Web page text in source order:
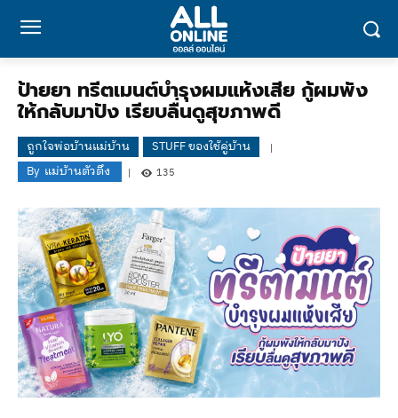
ป้ายยา ทรีตเมนต์บำรุงผมแห้งเสีย กู้ผมพัง
ให้กลับมาปัง เรียบลื่นดูสุขภาพดี
ถูกใจพ่อบ้านแม่บ้าน
STUFF ของใช้คู่บ้าน
By แม่บ้านตัวตึง 135